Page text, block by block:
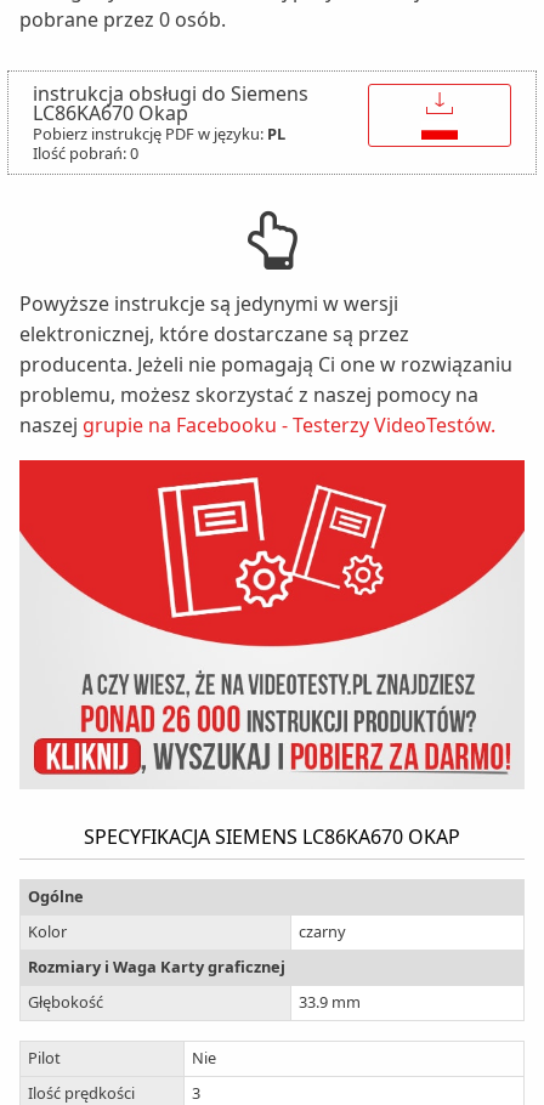
pobrane przez 0 osób.
instrukcja obsługi do Siemens
LC86KA670 Okap
Pobierz instrukcję PDF w języku: PL
Ilość pobrań: 0
↓
Powyższe instrukcje są jedynymi w wersji
elektronicznej, które dostarczane są przez
producenta. Jeżeli nie pomagają Ci one w rozwiązaniu
problemu, możesz skorzystać z naszej pomocy na
naszej grupie na Facebooku - Testerzy VideoTestów.
SPECYFIKACJA SIEMENS LC86KA670 OKAP
Ogólne
Kolor
czarny
Rozmiary i Waga Karty graficznej
Głębokość
33.9 mm
Pilot
Nie
Ilość prędkości
3